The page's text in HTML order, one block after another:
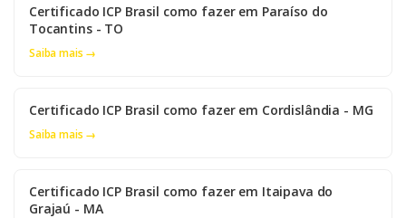
Certificado ICP Brasil como fazer em Paraíso do
Tocantins - TO
Saiba mais →
Certificado ICP Brasil como fazer em Cordislândia - MG
Saiba mais →
Certificado ICP Brasil como fazer em Itaipava do
Grajaú - MA